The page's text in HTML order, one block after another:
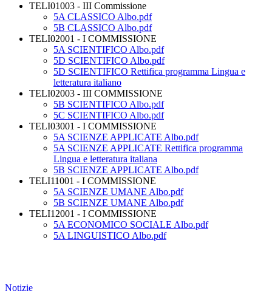
TELI01003 - III Commissione
5A CLASSICO Albo.pdf
5B CLASSICO Albo.pdf
TELI02001 - I COMMISSIONE
5A SCIENTIFICO Albo.pdf
5D SCIENTIFICO Albo.pdf
5D SCIENTIFICO Rettifica programma Lingua e
letteratura italiano
TELI02003 - III COMMISSIONE
5B SCIENTIFICO Albo.pdf
5C SCIENTIFICO Albo.pdf
TELI03001 - I COMMISSIONE
5A SCIENZE APPLICATE Albo.pdf
5A SCIENZE APPLICATE Rettifica programma
Lingua e letteratura italiana
5B SCIENZE APPLICATE Albo.pdf
TELI11001 - I COMMISSIONE
5A SCIENZE UMANE Albo.pdf
5B SCIENZE UMANE Albo.pdf
TELI12001 - I COMMISSIONE
5A ECONOMICO SOCIALE Albo.pdf
5A LINGUISTICO Albo.pdf
Notizie